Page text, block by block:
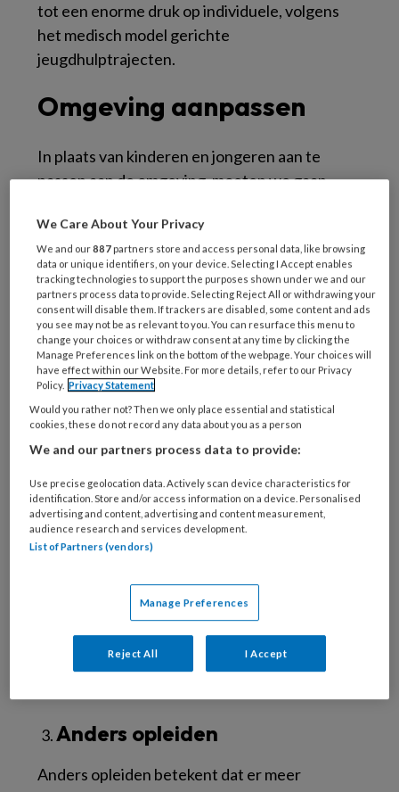
tot een enorme druk op individuele, volgens
het medisch model gerichte
jeugdhulptrajecten.
Omgeving aanpassen
In plaats van kinderen en jongeren aan te
passen aan de omgeving, moeten we gaan
‘Dit doen we door – gezamenlijk – meer te
investeren in de versterking van de
pedagogische basis rondom het kind en de
jongere.’ Volgens drie lijnen:
Anders samenwerken
Anders samenwerken tussen jeugd- en
onderwijsprofessionals betekent niet langer
jongeren in een jeugdhulptraject ‘apart’
zetten, maar vanuit school en kinderopvang
een inclusieve en preventieve aanpak voor álle
kinderen ontwikkelen.
Anders organiseren
Anders organiseren betekent collectief
gefinancierde, integrale basisvoorzieningen
(school- én kinderopvang) waar iéder kind en
iedere jongere kan meedoen aan sport, cultuur
Anders opleiden
Anders opleiden betekent dat er meer
We Care About Your Privacy
We and our887 partners store and access personal data, like browsing
data or unique identifiers, on your device. Selecting I Accept enables
tracking technologies to support the purposes shown under we and our
partners process data to provide. Selecting Reject All or withdrawing your
consent will disable them. If trackers are disabled, some content and ads
you see may not be as relevant to you. You can resurface this menu to
change your choices or withdraw consent at any time by clicking the
Manage Preferences link on the bottom of the webpage. Your choices will
have effect within our Website. For more details, refer to our Privacy
Policy. Privacy Statement
Would you rather not? Then we only place essential and statistical
cookies, these do not record any data about you as a person
We and our partners process data to provide:
Use precise geolocation data. Actively scan device characteristics for
identification. Store and/or access information on a device. Personalised
advertising and content, advertising and content measurement,
audience research and services development.
List of Partners (vendors)
Manage Preferences
Reject All I Accept